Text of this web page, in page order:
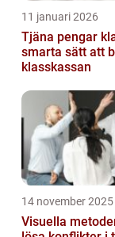
11 januari 2026
Tjäna pengar
smarta sätt att
klasskassan
14 november 2025
Visuella